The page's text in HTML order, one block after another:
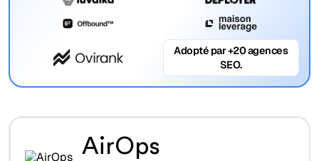
Adopté par +20 agences
SEO.
AirOps